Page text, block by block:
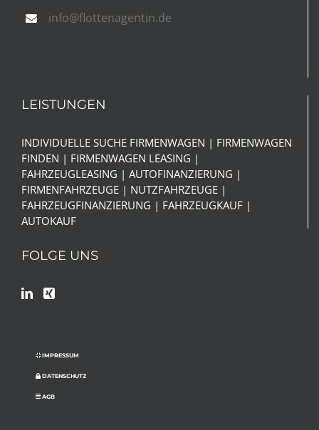
info@flottenagentin.de
LEISTUNGEN
INDIVIDUELLE SUCHE FIRMENWAGEN | FIRMENWAGEN
FINDEN | FIRMENWAGEN LEASING |
FAHRZEUGLEASING | AUTOFINANZIERUNG |
FIRMENFAHRZEUGE | NUTZFAHRZEUGE |
FAHRZEUGFINANZIERUNG | FAHRZEUGKAUF |
AUTOKAUF
FOLGE UNS
IMPRESSUM
DATENSCHUTZ
AGB